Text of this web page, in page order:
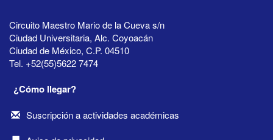
Circuito Maestro Mario de la Cueva s/n
Ciudad Universitaria, Alc. Coyoacán
Ciudad de México, C.P. 04510
Tel. +52(55)5622 7474
¿Cómo llegar?
Suscripción a actividades académicas